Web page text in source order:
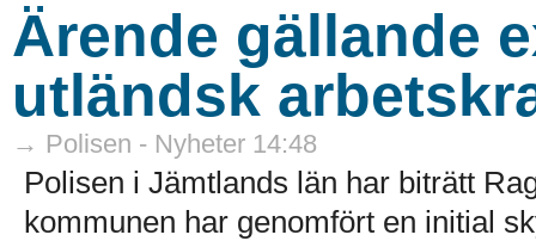
Ärende gällande
utländsk
→ Polisen - Nyheter 14:48
Polisen i Jämtlands län har biträtt
kommunen har genomfört en initial